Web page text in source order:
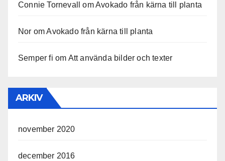
Connie Tornevall omAvokado från kärna till planta
Nor omAvokado från kärna till planta
Semper fi om Att använda bilder och texter
ARKIV
november 2020
december 2016